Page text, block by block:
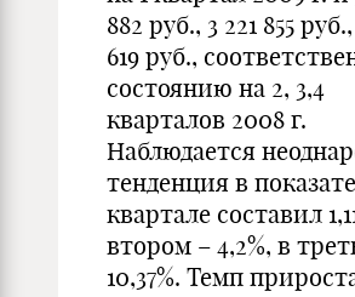
882 руб., 3 221 855
619 руб.,
состоянию на 2, 3,4
кварталов 2008 г.
Наблюдается
тенденция в
квартале составил
втором – 4,2%, в
10,37%. Темп